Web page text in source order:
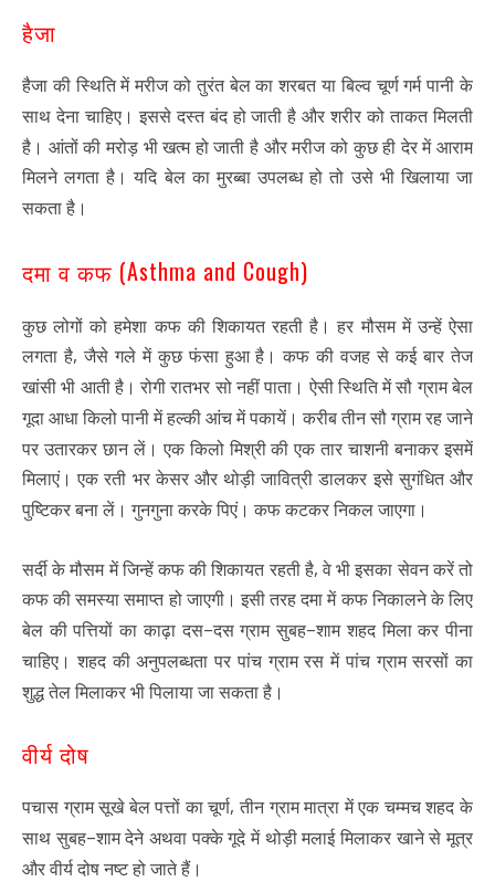
हैजा
हैजा की स्थिति में मरीज को तुरंत बेल का शरबत या बिल्व चूर्ण गर्म पानी के
साथ देना चाहिए। इससे दस्त बंद हो जाती है और शरीर को ताकत मिलती
है। आंतों की मरोड़ भी खत्म हो जाती है और मरीज को कुछ ही देर में आराम
मिलने लगता है। यदि बेल का मुरब्बा उपलब्ध हो तो उसे भी खिलाया जा
सकता है।
दमा व कफ (Asthma and Cough)
कुछ लोगों को हमेशा कफ की शिकायत रहती है। हर मौसम में उन्हें ऐसा
लगता है,जैसे गले में कुछ फंसा हुआ है। कफ की वजह से कई बार तेज
खांसी भी आती है। रोगी रातभर सो नहीं पाता। ऐसी स्थिति में सौ ग्राम बेल
गूदा आधा किलो पानी में हल्की आंच में पकायें। करीब तीन सौ ग्राम रह जाने
पर उतारकर छान लें। एक किलो मिश्री की एक तार चाशनी बनाकर इसमें
मिलाएं। एक रती भर केसर और थोड़ी जावित्री डालकर इसे सुगंधित और
पुष्टिकर बना लें। गुनगुना करके पिएं। कफ कटकर निकल जाएगा।
सर्दी के मौसम में जिन्हें कफ की शिकायत रहती है,वे भी इसका सेवन करें तो
कफ की समस्या समाप्त हो जाएगी। इसी तरह दमा में कफ निकालने के लिए
बेल की पत्तियों का काढ़ा दस–दस ग्राम सुबह–शाम शहद मिला कर पीना
चाहिए। शहद की अनुपलब्धता पर पांच ग्राम रस में पांच ग्राम सरसों का
शुद्ध तेल मिलाकर भी पिलाया जा सकता है।
वीर्य दोष
पचास ग्राम सूखे बेल पत्तों का चूर्ण,तीन ग्राम मात्रा में एक चम्मच शहद के
साथ सुबह–शाम देने अथवा पक्के गूदे में थोड़ी मलाई मिलाकर खाने से मूत्र
और वीर्य दोष नष्ट हो जाते हैं।